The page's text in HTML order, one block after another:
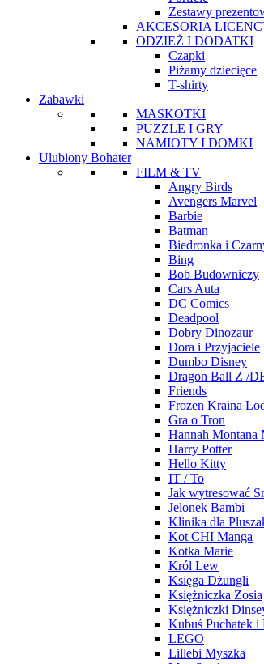
Zestawy
AKCESORIA
ODZIEŻ I DODATKI
Czapki
Piżamy dziecięce
T-shirty
Zabawki
MASKOTKI
PUZZLE I GRY
NAMIOTY I DOMKI
Ulubiony Bohater
FILM & TV
Angry Birds
Avengers Marvel
Barbie
Batman
Biedronka i
Bing
Bob Budowniczy
Cars Auta
DC Comics
Deadpool
Dobry Dinozaur
Dora i Przyjaciele
Dumbo Disney
Dragon Ball Z /
Friends
Frozen Kraina
Gra o Tron
Hannah Montana
Harry Potter
Hello Kitty
IT / To
Jak wytresować
Jelonek Bambi
Klinika dla
Kot CHI Manga
Kotka Marie
Król Lew
Księga Dżungli
Księżniczka Zosia
Księżniczki
Kubuś Puchatek i
LEGO
Lillebi Myszka